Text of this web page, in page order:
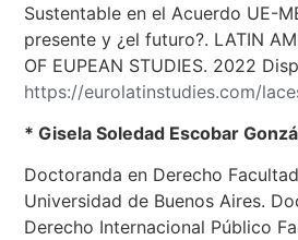
Sustentable en el Acuerdo UE-
presente y ¿el futuro?. LATIN
OF EUPEAN STUDIES. 2022
https://eurolatinstudies.com/
* Gisela Soledad Escobar
Doctoranda en Derecho
Universidad de Buenos Aires.
Derecho Internacional Público